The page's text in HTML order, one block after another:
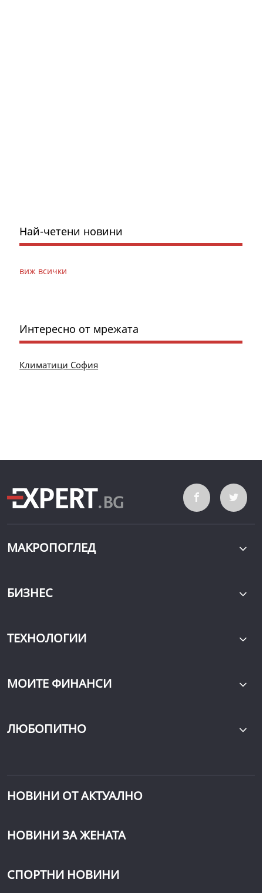
Най-четени новини
виж всички
Интересно от мрежата
Климатици София
МАКРОПОГЛЕД
БИЗНЕС
ТЕХНОЛОГИИ
МОИТЕ ФИНАНСИ
ЛЮБОПИТНО
НОВИНИ ОТ АКТУАЛНО
НОВИНИ ЗА ЖЕНАТА
СПОРТНИ НОВИНИ